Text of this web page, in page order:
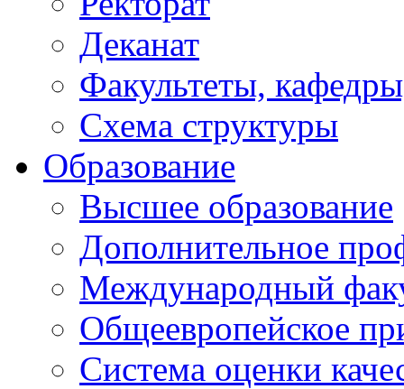
Деканат
Факультеты,
Схема структуры
Образование
Высшее образование
Дополнительное
Международный
Общеевропейское
Система оценки